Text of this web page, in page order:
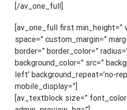
[/av_one_full]
[av_one_full first min_height=”
space=” custom_margin=”
border=” border_color=”
background_color=” src=”
left’ background_repeat=’no-
mobile_display=”]
[av_textblock size=”